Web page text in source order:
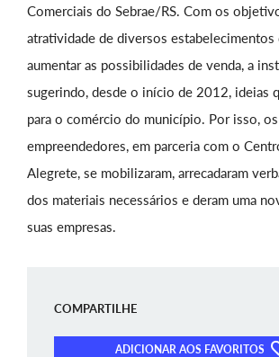
Comerciais do Sebrae/RS. Com os
atratividade de diversos
aumentar as possibilidades de venda, a
sugerindo, desde o início de 2012, ideias
para o comércio do município. Por isso,
empreendedores, em parceria com o
Alegrete, se mobilizaram, arrecadaram
dos materiais necessários e deram uma
suas empresas.
COMPARTILHE
ADICIONAR AOS FAVORITOS